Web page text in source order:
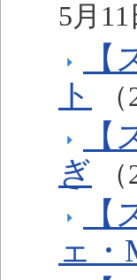
5月11
ト
ぎ
ェ